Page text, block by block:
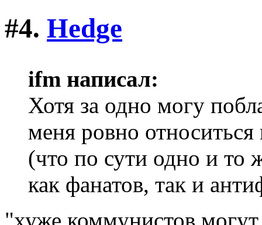
#4. Hedge
ifm написал:
Хотя за одно могу
меня ровно
(что по сути одно и то
как фанатов, так и